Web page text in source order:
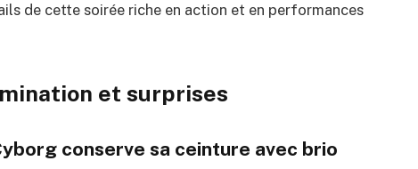
de cette soirée riche en action et en performances
et surprises
conserve sa ceinture avec brio